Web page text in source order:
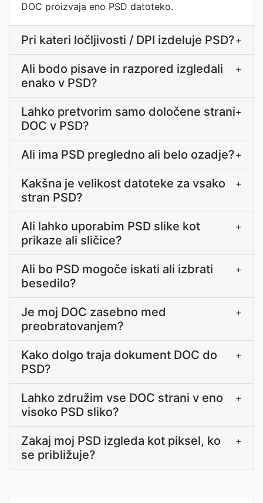
DOC proizvaja eno PSD datoteko.
Pri kateri ločljivosti / DPI izdeluje PSD?+
Ali bodo pisave in razpored izgledali
enako v PSD?
+
Lahko pretvorim samo določene strani
DOC v PSD?
+
Ali ima PSD pregledno ali belo ozadje?+
Kakšna je velikost datoteke za vsako
stran PSD?
+
Ali lahko uporabim PSD slike kot
prikaze ali sličice?
+
Ali bo PSD mogoče iskati ali izbrati
besedilo?
+
Je moj DOC zasebno med
preobratovanjem?
+
Kako dolgo traja dokument DOC do
PSD?
+
Lahko združim vse DOC strani v eno
visoko PSD sliko?
+
Zakaj moj PSD izgleda kot piksel, ko
se približuje?
+